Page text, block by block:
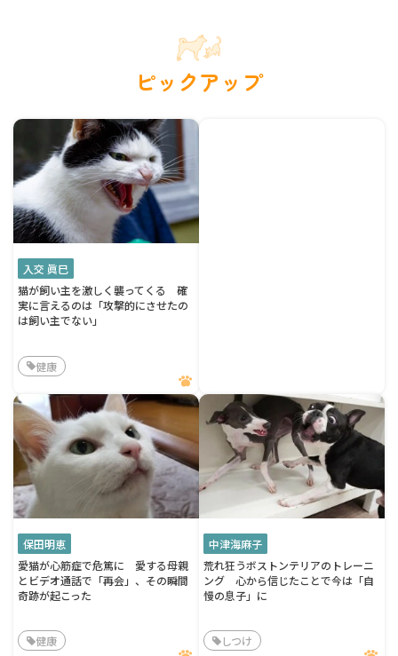
ピックアップ
入交 眞巳
猫が飼い主を激しく襲ってくる 確
実に言えるのは「攻撃的にさせたの
は飼い主でない」
健康
保田明恵
愛猫が心筋症で危篤に 愛する母親
とビデオ通話で「再会」、その瞬間
奇跡が起こった
健康
中津海麻子
荒れ狂うボストンテリアのトレーニ
ング 心から信じたことで今は「自
慢の息子」に
しつけ